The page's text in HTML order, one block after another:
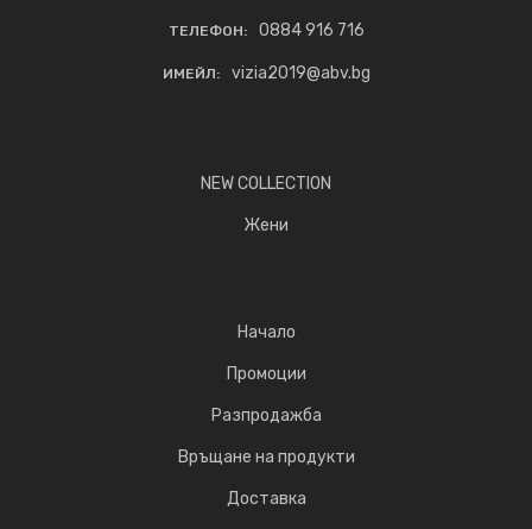
ТЕЛЕФОН: 0884 916 716
ИМЕЙЛ: vizia2019@abv.bg
NEW COLLECTION
Жени
Начало
Промоции
Разпродажба
Връщане на продукти
Доставка